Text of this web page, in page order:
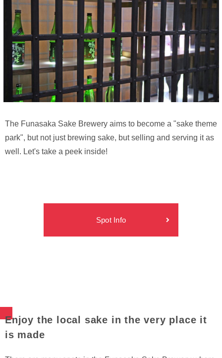
The Funasaka Sake Brewery aims to become a "sake theme
park", but not just brewing sake, but selling and serving it as
well. Let's take a peek inside!
Spot Info
Enjoy the local sake in the very place it
is made